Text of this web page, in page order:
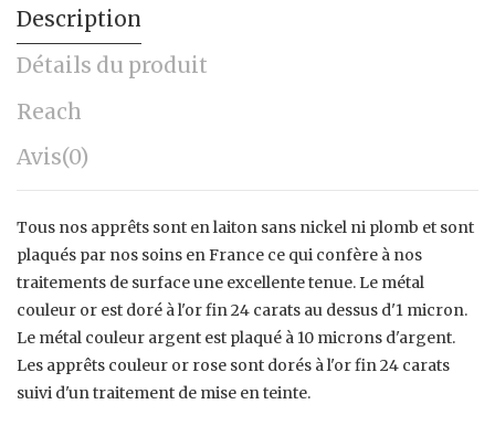
Description
Détails du produit
Reach
Avis(0)
Tous nos apprêts sont en laiton sans nickel ni plomb et sont
plaqués par nos soins en France ce qui confère à nos
traitements de surface une excellente tenue. Le métal
couleur or est doré à l'or fin 24 carats au dessus d'1 micron.
Le métal couleur argent est plaqué à 10 microns d'argent.
Les apprêts couleur or rose sont dorés à l'or fin 24 carats
suivi d'un traitement de mise en teinte.